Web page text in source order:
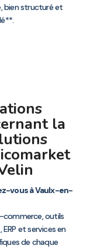
bien structuré et
la
vous à Vaulx-en-
commerce, outils
et services en
de chaque